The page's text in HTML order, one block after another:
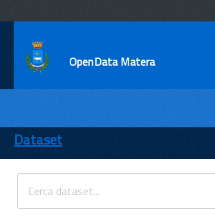
OpenData Matera
ENTI
TEMI
INFORMAZIONI
Dataset